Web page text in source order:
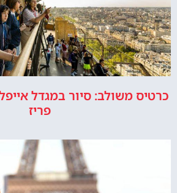
כרטיס משולב: סיור במגדל
פריז